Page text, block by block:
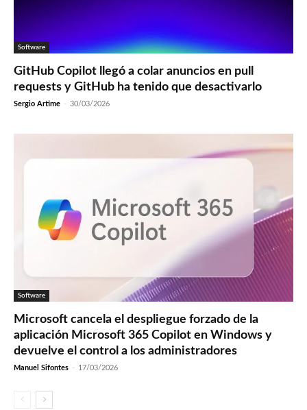
Software
GitHub Copilot llegó a colar anuncios en pull
requests y GitHub ha tenido que desactivarlo
Sergio Artime - 30/03/2026
Software
Microsoft cancela el despliegue forzado de la
aplicación Microsoft 365 Copilot en Windows y
devuelve el control a los administradores
Manuel Sifontes - 17/03/2026